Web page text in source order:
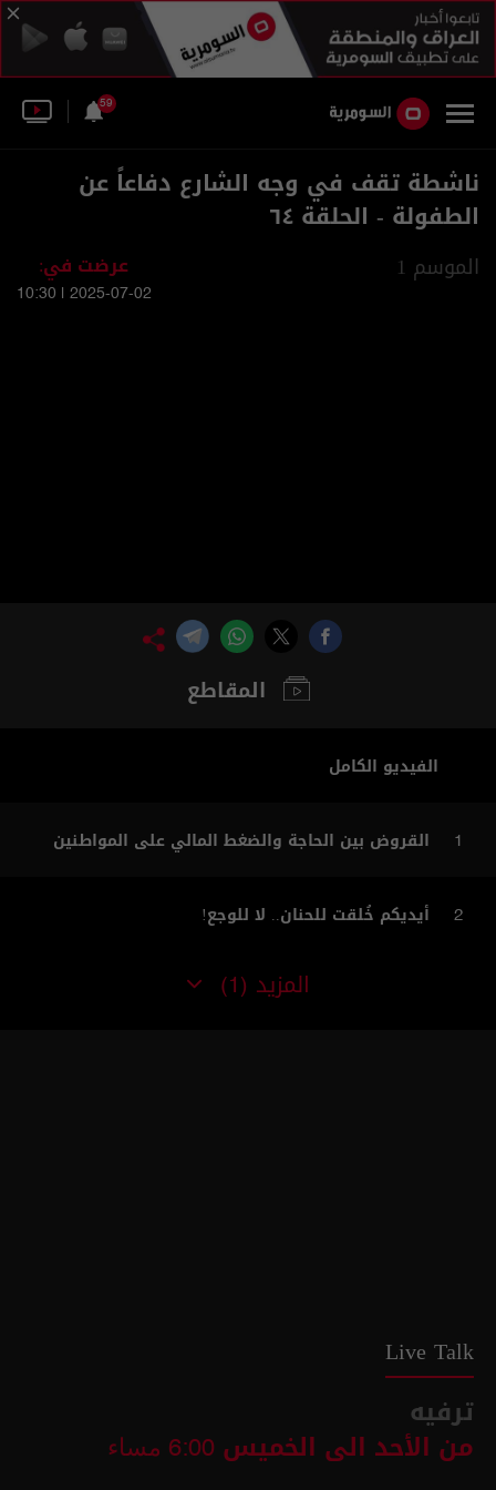
59
ناشطة تقف في وجه الشارع دفاعاً عن
الطفولة - الحلقة ٦٤
الموسم 1 عرضت في:
2025-07-02 | 10:30
المقاطع
الفيديو الكامل
1 القروض بين الحاجة والضغط المالي على المواطنين
2 أيديكم خُلقت للحنان.. لا للوجع!
المزيد (1)
Live Talk
ترفيه
من الأحد الى الخميس 6:00 مساء